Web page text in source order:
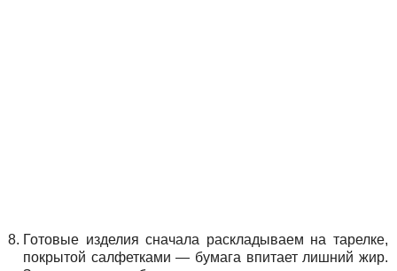
Готовые изделия сначала раскладываем на тарелке,
покрытой салфетками — бумага впитает лишний жир.